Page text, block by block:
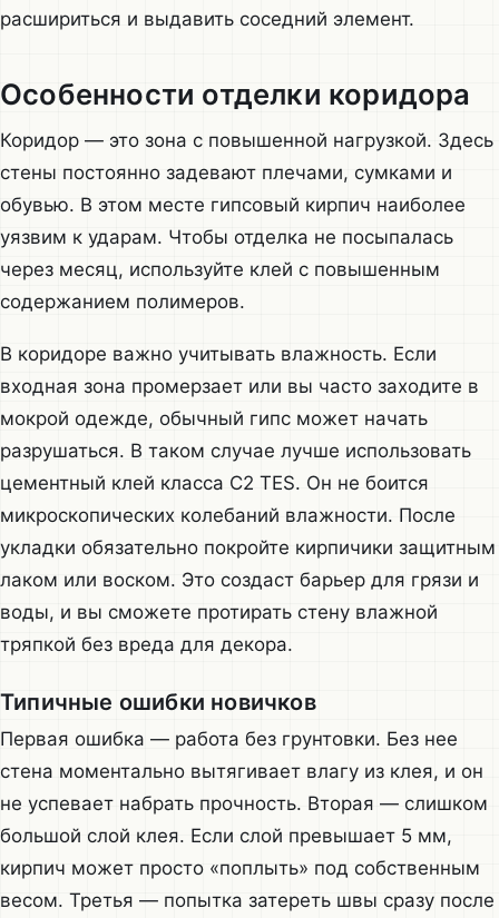
расшириться и выдавить соседний элемент.
Особенности отделки коридора
Коридор — это зона с повышенной нагрузкой. Здесь
стены постоянно задевают плечами, сумками и
обувью. В этом месте гипсовый кирпич наиболее
уязвим к ударам. Чтобы отделка не посыпалась
через месяц, используйте клей с повышенным
содержанием полимеров.
В коридоре важно учитывать влажность. Если
входная зона промерзает или вы часто заходите в
мокрой одежде, обычный гипс может начать
разрушаться. В таком случае лучше использовать
цементный клей класса C2 TES. Он не боится
микроскопических колебаний влажности. После
укладки обязательно покройте кирпичики защитным
лаком или воском. Это создаст барьер для грязи и
воды, и вы сможете протирать стену влажной
тряпкой без вреда для декора.
Типичные ошибки новичков
Первая ошибка — работа без грунтовки. Без нее
стена моментально вытягивает влагу из клея, и он
не успевает набрать прочность. Вторая — слишком
большой слой клея. Если слой превышает 5 мм,
кирпич может просто «поплыть» под собственным
весом. Третья — попытка затереть швы сразу после